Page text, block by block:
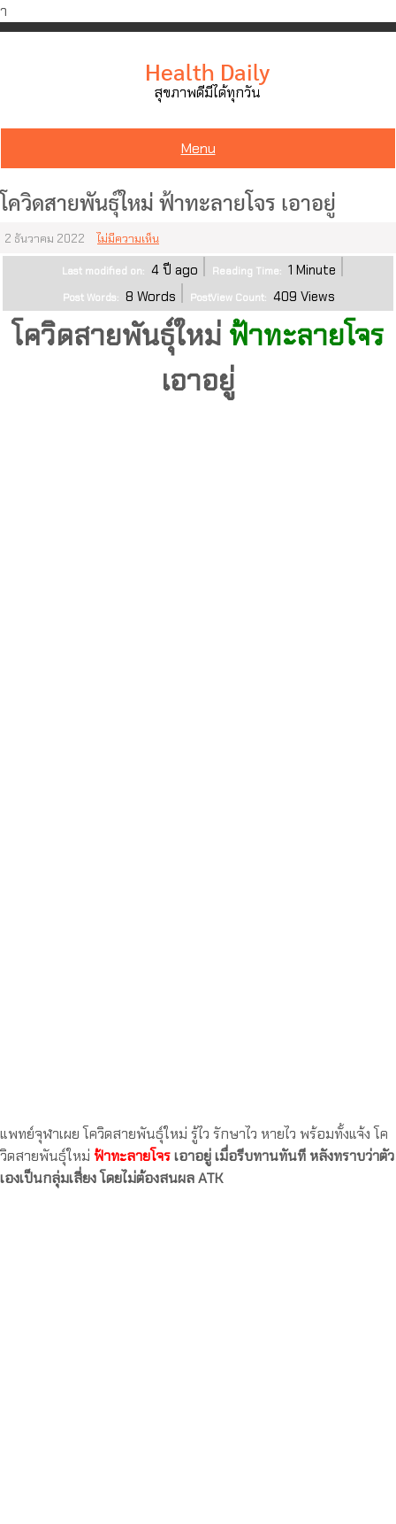
ำ
Skip
Health Daily
สุขภาพดีมีได้ทุกวัน
Menu
โควิดสายพันธุ์ใหม่ ฟ้าทะลายโจร เอาอยู่
2 ธันวาคม 2022 ไม่มีความเห็น
Last modified on: 4 ปี ago Reading Time: 1 Minute
Post Words: 8 Words PostView Count: 409 Views
โควิดสายพันธุ์ใหม่ ฟ้าทะลายโจร
เอาอยู่
แพทย์จุฬาเผย โควิดสายพันธุ์ใหม่ รู้ไว รักษาไว หายไว พร้อมทั้งแจ้ง โค
วิดสายพันธุ์ใหม่ ฟ้าทะลายโจรเอาอยู่ เมื่อรีบทานทันที หลังทราบว่าตัว
เองเป็นกลุ่มเสี่ยง โดยไม่ต้องสนผล ATK